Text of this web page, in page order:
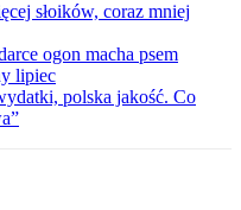
słoików, coraz mniej
ogon macha psem
lipiec
polska jakość. Co